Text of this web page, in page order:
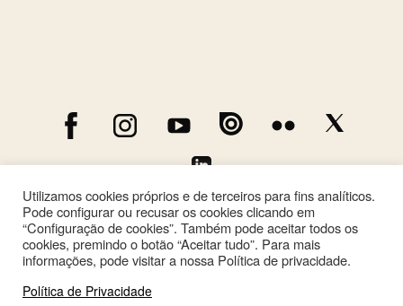
Utilizamos cookies próprios e de terceiros para fins analíticos.
Pode configurar ou recusar os cookies clicando em
“Configuração de cookies”. Também pode aceitar todos os
cookies, premindo o botão “Aceitar tudo”. Para mais
informações, pode visitar a nossa Política de privacidade.
Política de Privacidade